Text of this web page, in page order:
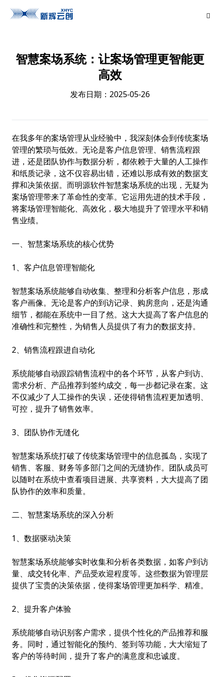
智慧案场系统：让案场管理更智能更
高效
发布日期：2025-05-26
在我多年的案场管理从业经验中，我深刻体会到传统案场
管理的繁琐与低效。无论是客户信息管理、销售流程跟
进，还是团队协作与数据分析，都依赖于大量的人工操作
和纸质记录，这不仅容易出错，还难以形成有效的数据支
撑和决策依据。而明源软件智慧案场系统的出现，无疑为
案场管理带来了革命性的变革。它运用先进的技术手段，
将案场管理智能化、高效化，极大地提升了管理水平和销
售业绩。
一、智慧案场系统的核心优势
1、客户信息管理智能化
智慧案场系统能够自动收集、整理和分析客户信息，形成
客户画像。无论是客户的到访记录、购房意向，还是沟通
细节，都能在系统中一目了然。这大大提高了客户信息的
准确性和完整性，为销售人员提供了有力的数据支持。
2、销售流程跟进自动化
系统能够自动跟踪销售流程中的各个环节，从客户到访、
需求分析、产品推荐到签约成交，每一步都记录在案。这
不仅减少了人工操作的失误，还使得销售流程更加透明、
可控，提升了销售效率。
3、团队协作无缝化
智慧案场系统打破了传统案场管理中的信息孤岛，实现了
销售、客服、财务等多部门之间的无缝协作。团队成员可
以随时在系统中查看项目进展、共享资料，大大提高了团
队协作的效率和质量。
二、智慧案场系统的深入分析
1、数据驱动决策
智慧案场系统能够实时收集和分析各类数据，如客户到访
量、成交转化率、产品受欢迎程度等。这些数据为管理层
提供了宝贵的决策依据，使得案场管理更加科学、精准。
2、提升客户体验
系统能够自动识别客户需求，提供个性化的产品推荐和服
务。同时，通过智能化的预约、签到等功能，大大缩短了
客户的等待时间，提升了客户的满意度和忠诚度。